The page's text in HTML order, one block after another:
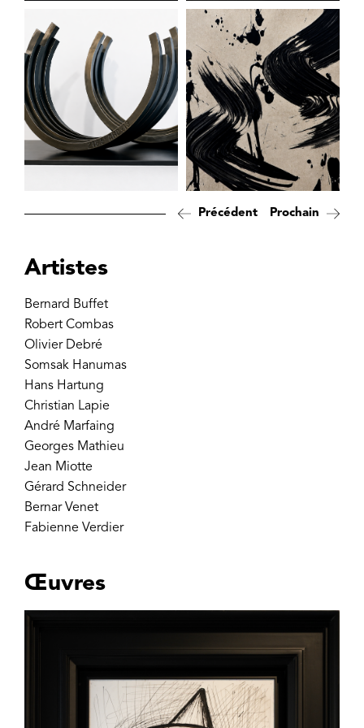
Précédent Prochain
Artistes
Bernard Buffet
Robert Combas
Olivier Debré
Somsak Hanumas
Hans Hartung
Christian Lapie
André Marfaing
Georges Mathieu
Jean Miotte
Gérard Schneider
Bernar Venet
Fabienne Verdier
Œuvres